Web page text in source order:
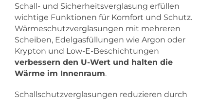
Schall- und Sicherheitsverglasung erfüllen
wichtige Funktionen für Komfort und Schutz.
Wärmeschutzverglasungen mit mehreren
Scheiben, Edelgasfüllungen wie Argon oder
Krypton und Low-E-Beschichtungen
verbessern den U-Wert und halten die
Wärme im Innenraum.
Schallschutzverglasungen reduzieren durch